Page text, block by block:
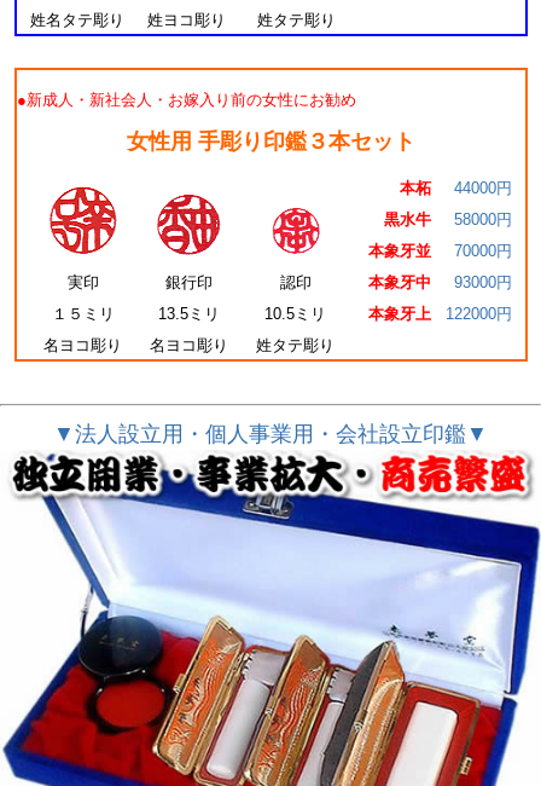
姓名タテ彫り
姓ヨコ彫り
姓タテ彫り
●新成人・新社会人・お嫁入り前の女性にお勧め
女性用 手彫り印鑑３本セット
実印
１５ミリ
名ヨコ彫り
銀行印
13.5ミリ
名ヨコ彫り
認印
10.5ミリ
姓タテ彫り
本柘
44000円
黒水牛
58000円
本象牙並
70000円
本象牙中
93000円
本象牙上
122000円
▼法人設立用・個人事業用・会社設立印鑑▼